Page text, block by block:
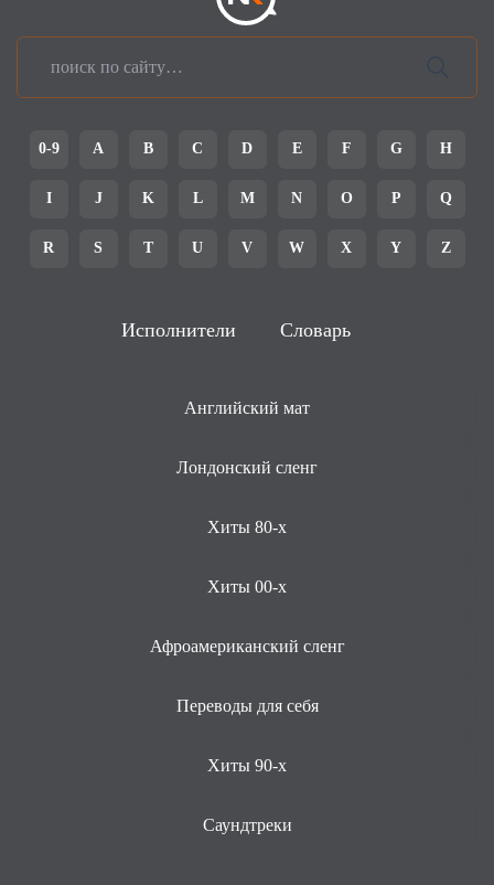
0-9 A B C D E F G H
I J K L M N O P Q
R S T U V W X Y Z
Исполнители Словарь
Английский мат
Лондонский сленг
Хиты 80-х
Хиты 00-х
Афроамериканский сленг
Переводы для себя
Хиты 90-х
Саундтреки